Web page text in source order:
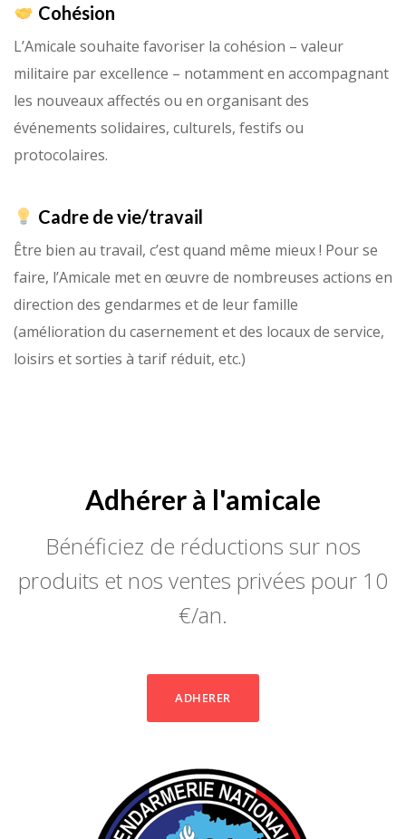
Cohésion
L’Amicale souhaite favoriser la cohésion – valeur
militaire par excellence – notamment en accompagnant
les nouveaux affectés ou en organisant des
événements solidaires, culturels, festifs ou
protocolaires.
Cadre de vie/travail
Être bien au travail, c’est quand même mieux ! Pour se
faire, l’Amicale met en œuvre de nombreuses actions en
direction des gendarmes et de leur famille
(amélioration du casernement et des locaux de service,
loisirs et sorties à tarif réduit, etc.)
Adhérer à l'amicale
Bénéficiez de réductions sur nos
produits et nos ventes privées pour 10
€/an.
ADHERER